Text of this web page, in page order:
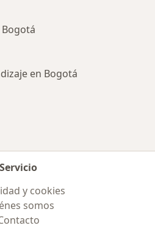
en Bogotá
Servicio
y cookies
somos